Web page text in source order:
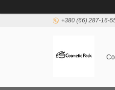
+380 (66) 287-16-